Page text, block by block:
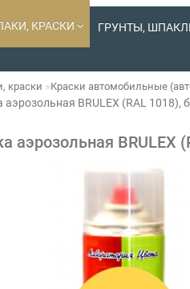
КРАСКИ ГРУНТЫ,
краски Краски автомобильные
аэрозольная BRULEX (RAL 1018),
аэрозольная BRULEX